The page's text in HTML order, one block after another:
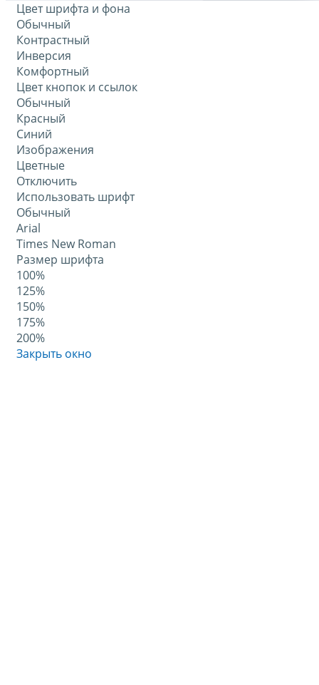
Цвет шрифта и фона
Обычный
Контрастный
Инверсия
Комфортный
Цвет кнопок и ссылок
Обычный
Красный
Синий
Изображения
Цветные
Отключить
Использовать шрифт
Обычный
Arial
Times New Roman
Размер шрифта
100%
125%
150%
175%
200%
Закрыть окно